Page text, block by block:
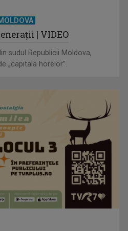
în Capitală
Au început înscrierile
| VIDEO
sudul Republicii Moldova,
„capitala horelor”.